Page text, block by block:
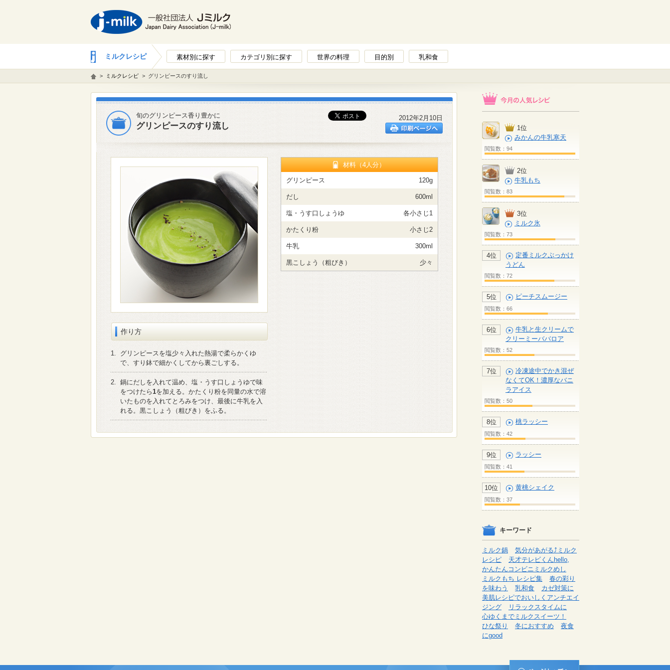
ミルクレシピ 素材別に探す カテゴリ別に探す 世界の料理 目的別 乳和食
> ミルクレシピ > グリンピースのすり流し
2012年2月10日
旬のグリンピース香り豊かに
グリンピースのすり流し
作り方
1.
グリンピースを塩少々入れた熱湯で柔らかくゆ
で、すり鉢で細かくしてから裏ごしする。
2. 鍋にだしを入れて温め、塩・うす口しょうゆで味
をつけたら1を加える。かたくり粉を同量の水で溶
いたものを入れてとろみをつけ、最後に牛乳を入
れる。黒こしょう（粗びき）をふる。
材料（4人分）
グリンピース 120g
だし 600ml
塩・うす口しょうゆ 各小さじ1
かたくり粉 小さじ2
牛乳 300ml
黒こしょう（粗びき） 少々
1位
みかんの牛乳寒天
閲覧数：94
2位
牛乳もち
閲覧数：83
3位
ミルク氷
閲覧数：73
4位
定番ミルクぶっかけ
うどん
閲覧数：72
5位 ピーチスムージー
閲覧数：66
6位
牛乳と生クリームで
クリーミーババロア
閲覧数：52
7位
冷凍途中でかき混ぜ
なくてOK！濃厚なバニ
ラアイス
閲覧数：50
8位 桃ラッシー
閲覧数：42
9位 ラッシー
閲覧数：41
10位 黄桃シェイク
閲覧数：37
キーワード
ミルク鍋
気分があがる⤴ミルク
レシピ
天才テレビくんhello,
かんたんコンビニミルクめし
ミルクもち レシピ集
春の彩り
を味わう
乳和食
カゼ対策に
美肌レシピでおいしくアンチエイ
ジング
リラックスタイムに
心ゆくまでミルクスイーツ！
ひな祭り
冬におすすめ
夜食
にgood